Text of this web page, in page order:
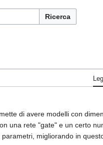
Ricerca
di avere modelli con
una rete "gate" e un certo
migliorando in